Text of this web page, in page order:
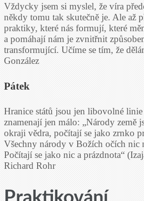
Vždycky jsem si myslel, že víra
někdy tomu tak skutečně je. Ale až
praktiky, které nás formují, které
a pomáhají nám je zvnitřnit
transformující. Učíme se tím, že
González
Pátek
Hranice států jsou jen libovolné
znamenají jen málo: „Národy země
okraji vědra, počítají se jako zrnko
Všechny národy v Božích očích nic
Počítají se jako nic a prázdnota“
Richard Rohr